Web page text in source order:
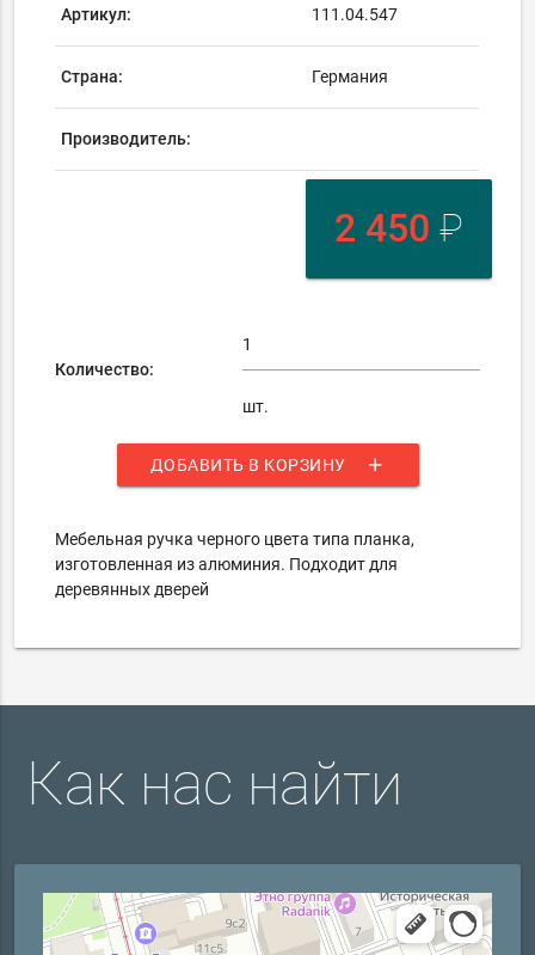
Артикул: 111.04.547
Страна: Германия
Производитель:
2 450 ₽
Количество:
шт.
ДОБАВИТЬ В КОРЗИНУ add
Мебельная ручка черного цвета типа планка,
изготовленная из алюминия. Подходит для
деревянных дверей
Как нас найти